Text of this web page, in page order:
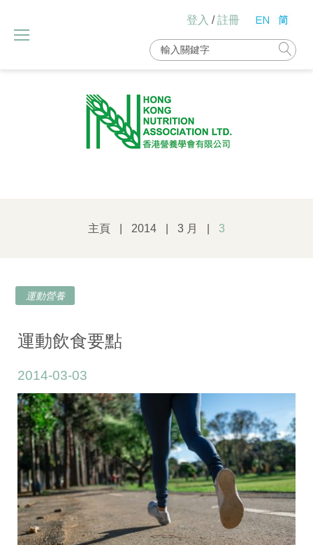
content
登入 /註冊
Search
for:
主頁 2014 3 月 3
日
2014
3
月
3
日
運動營養
運動飲食要點
2014-03-03